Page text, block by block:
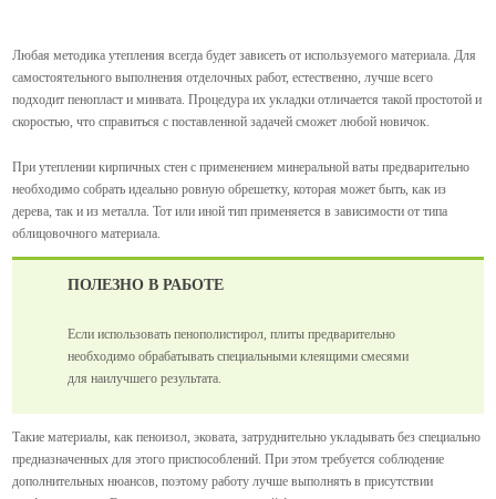
Любая методика утепления всегда будет зависеть от используемого материала. Для
самостоятельного выполнения отделочных работ, естественно, лучше всего
подходит пенопласт и минвата. Процедура их укладки отличается такой простотой и
скоростью, что справиться с поставленной задачей сможет любой новичок.
При утеплении кирпичных стен с применением минеральной ваты предварительно
необходимо собрать идеально ровную обрешетку, которая может быть, как из
дерева, так и из металла. Тот или иной тип применяется в зависимости от типа
облицовочного материала.
ПОЛЕЗНО В РАБОТЕ
Если использовать пенополистирол, плиты предварительно
необходимо обрабатывать специальными клеящими смесями
для наилучшего результата.
Такие материалы, как пеноизол, эковата, затруднительно укладывать без специально
предназначенных для этого приспособлений. При этом требуется соблюдение
дополнительных нюансов, поэтому работу лучше выполнять в присутствии